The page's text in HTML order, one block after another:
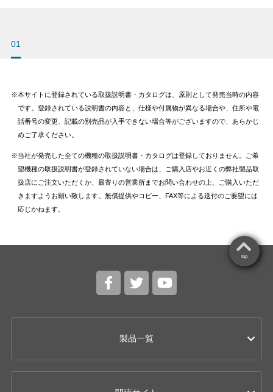
01
本サイトに登録されている取扱説明書・カタログは、原則として発売当時の内容
です。登録されている説明書の内容と、仕様や付属物が異なる場合や、住所や電
話番号の変更、記載の別売品が入手できない場合等がございますので、あらかじ
めご了承ください。
当社が発売した全ての機種の取扱説明書・カタログは登録しておりません。ご希
望機種の取扱説明書が登録されていない場合は、ご購入店やお近くの弊社製品取
扱店にご注文いただくか、最寄りの営業所までお問い合わせの上、ご購入いただ
きますようお願い致します。無償提供やコピー、FAX等による送付のご要望には
応じかねます。
製品一覧
top